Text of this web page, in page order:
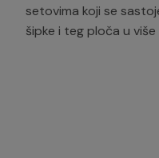
setovima koji se
šipke i teg ploča u više